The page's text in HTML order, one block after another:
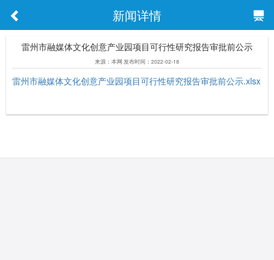
新闻详情
雷州市融媒体文化创意产业园项目可行性研究报告审批前公示
来源：本网 发布时间：2022-02-18
雷州市融媒体文化创意产业园项目可行性研究报告审批前公示.xlsx